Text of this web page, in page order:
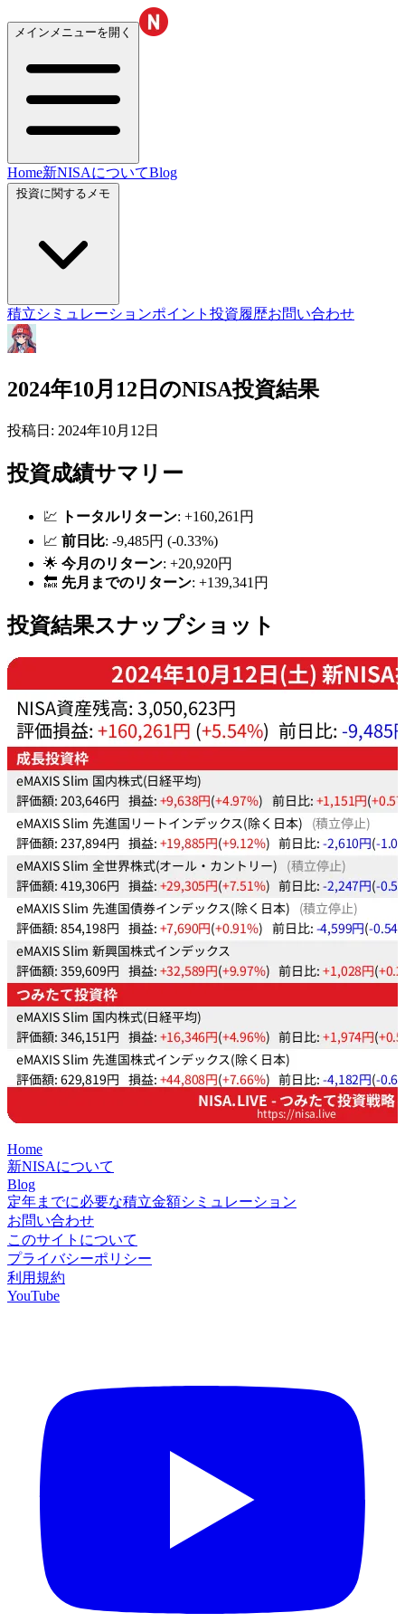
メインメニューを開く
Home新NISAについてBlog
積立シミュレーションポイント投資履歴お問い合わせ
2024年10月12日のNISA投資結果
投稿日: 2024年10月12日
投資成績サマリー
💹 トータルリターン: +160,261円
📈 前日比: -9,485円 (-0.33%)
🌟 今月のリターン: +20,920円
🔙 先月までのリターン: +139,341円
投資結果スナップショット
Home
新NISAについて
Blog
定年までに必要な積立金額シミュレーション
お問い合わせ
このサイトについて
プライバシーポリシー
利用規約
YouTube